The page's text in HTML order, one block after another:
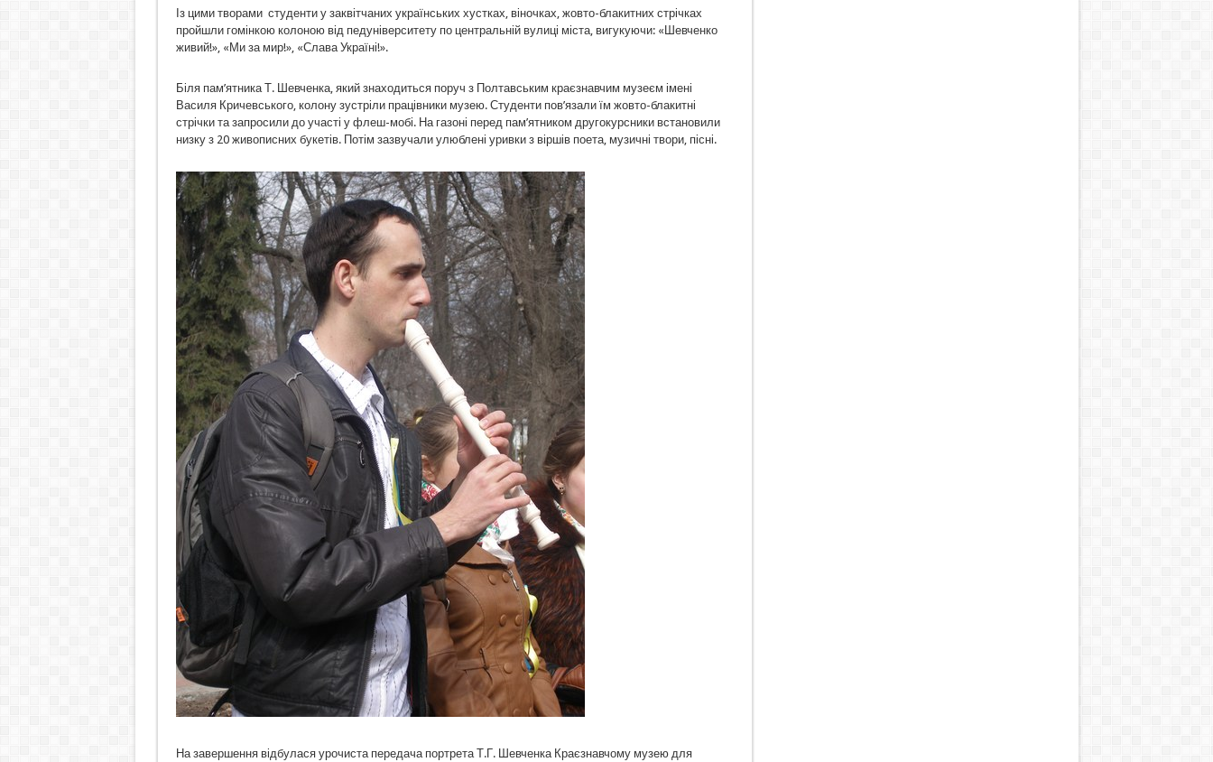
Із цими творами студенти у заквітчаних українських хустках, віночках, жовто-блакитних стрічках
пройшли гомінкою колоною від педуніверситету по центральній вулиці міста, вигукуючи: «Шевченко
живий!», «Ми за мир!», «Слава Україні!».
Біля пам’ятника Т. Шевченка, який знаходиться поруч з Полтавським краєзнавчим музеєм імені
Василя Кричевського, колону зустріли працівники музею. Студенти пов’язали їм жовто-блакитні
стрічки та запросили до участі у флеш-мобі. На газоні перед пам’ятником другокурсники встановили
низку з 20 живописних букетів. Потім зазвучали улюблені уривки з віршів поета, музичні твори, пісні.
На завершення відбулася урочиста передача портрета Т.Г. Шевченка Краєзнавчому музею для